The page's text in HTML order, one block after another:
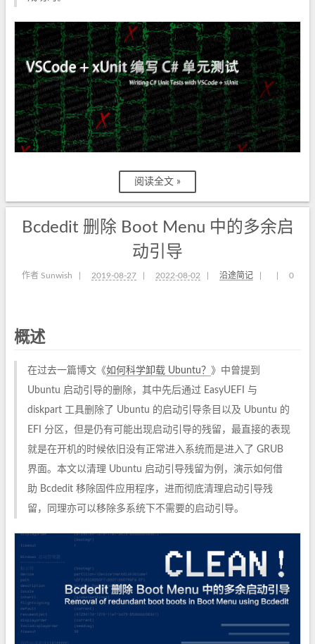
阅读全文 »
Bcdedit 删除 Boot Menu 中的多余启
动引导
作者 Sunwish 2019-08-27 2022-08-02 沿途简记 0
概述
在过去一篇博文《如何科学卸载 Ubuntu？ 》中曾提到
Ubuntu 启动引导的删除，其中先后通过 EasyUEFI 与
diskpart 工具删除了 Ubuntu 的启动引导条目以及 Ubuntu 的
EFI 分区，但是仍有可能出现启动引导的残留，最直接的表现
就是在开机的时候依旧没有正常进入系统而是进入了 GRUB
界面。本文以清理 Ubuntu 启动引导残留为例，演示如何借
助 Bcdedit 移除固件应用程序，进而彻底清理启动引导残
留，同理亦可以移除多系统下不需要的启动引导。